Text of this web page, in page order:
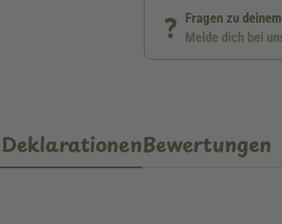
Fragen zu
Melde dich bei
Bewertungen